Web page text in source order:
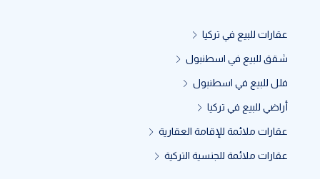
عقارات للبيع في تركيا
شقق للبيع في اسطنبول
فلل للبيع في اسطنبول
أراضي للبيع في تركيا
عقارات ملائمة للإقامة العقارية
عقارات ملائمة للجنسية التركية